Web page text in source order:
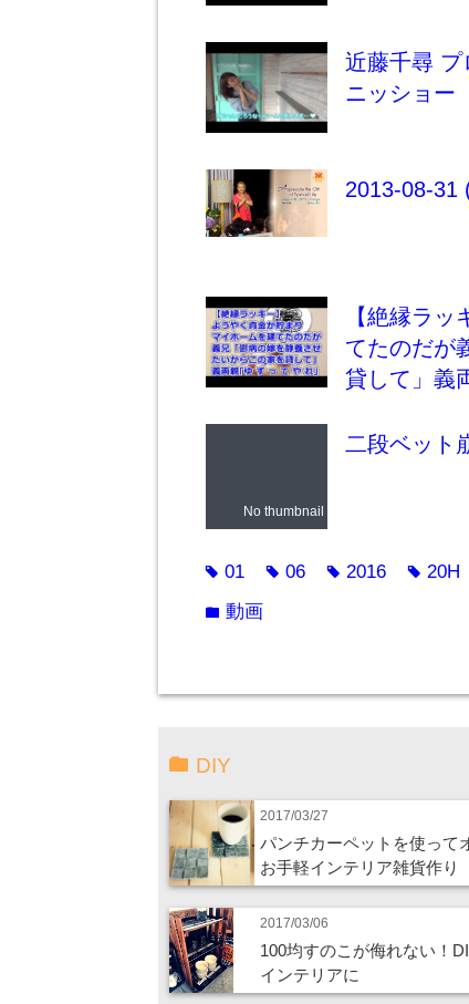
近藤千尋 プ
ニッショー
2013-08-31
【絶縁ラ
てたのだが
貸して」義
No thumbnail
二段ベット
tag 01 tag 06 tag 2016 tag 20H
folder 動画
DIY
2017/03/27
パンチカーペットを使って
お手軽インテリア雑貨作り
2017/03/06
100均すのこが侮れない！
インテリアに